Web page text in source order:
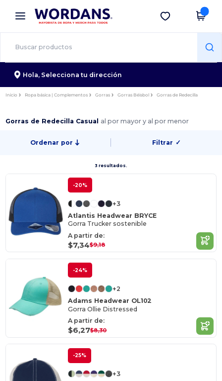
× App de Wordans
¡Mejores precios en app!
Descargar app
Hola, Selecciona tu dirección
Inicio Ropa básica | Complementos Gorras Gorras Béisbol Gorras de Redecilla
Gorras de Redecilla Casual al por mayor y al por menor
Ordenar por Filtrar ✓
3 resultados.
-20%
+3
Atlantis Headwear BRYCE
Gorra Trucker sostenible
A partir de:
$7,34$9,18
-24%
+2
Adams Headwear OL102
Gorra Ollie Distressed
A partir de:
$6,27$8,30
-25%
+3